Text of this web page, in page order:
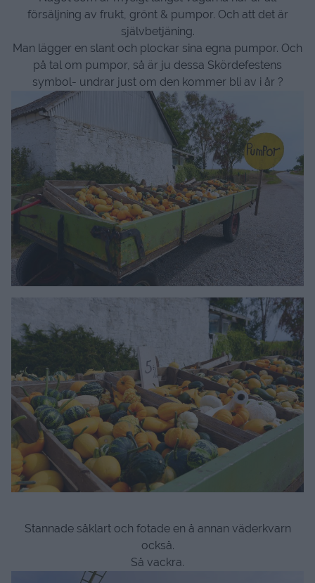
försäljning av frukt, grönt & pumpor. Och att det är
självbetjäning.
Man lägger en slant och plockar sina egna pumpor. Och
på tal om pumpor, så är ju dessa Skördefestens
symbol- undrar just om den kommer bli av i år ?
Stannade såklart och fotade en å annan väderkvarn
också.
Så vackra.